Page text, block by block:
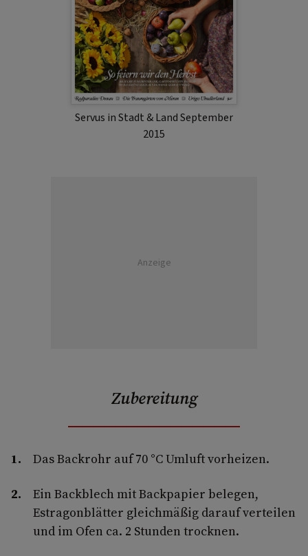
Servus in Stadt & Land September
2015
Anzeige
Zubereitung
Das Backrohr auf 70 °C Umluft vorheizen.
Ein Backblech mit Backpapier belegen,
Estragonblätter gleichmäßig darauf verteilen
und im Ofen ca. 2 Stunden trocknen.